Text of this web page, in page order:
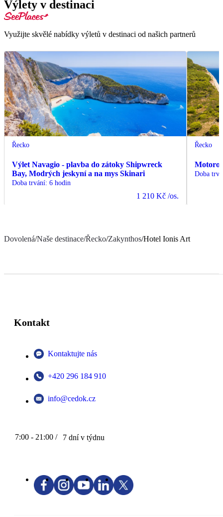
Výlety v destinaci
Využijte skvělé nabídky výletů v destinaci od našich partnerů
Řecko
Výlet Navagio - plavba do zátoky Shipwreck
Bay, Modrých jeskyní a na mys Skinari
Doba trvání: 6 hodin
1 210 Kč /os.
Řecko
Doba
Dovolená/Naše destinace/Řecko/Zakynthos/Hotel Ionis Art
Kontakt
Kontaktujte nás
+420 296 184 910
info@cedok.cz
7:00 - 21:00 / 7 dní v týdnu